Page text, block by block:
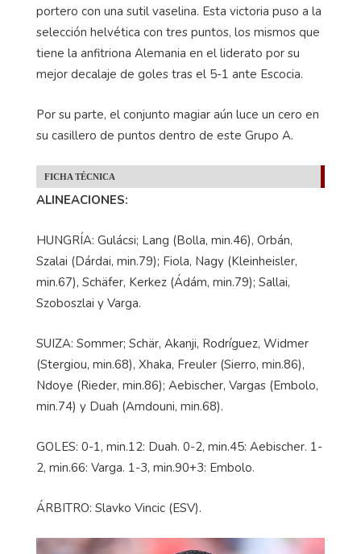
portero con una sutil vaselina. Esta victoria puso a la
selección helvética con tres puntos, los mismos que
tiene la anfitriona Alemania en el liderato por su
mejor decalaje de goles tras el 5-1 ante Escocia.
Por su parte, el conjunto magiar aún luce un cero en
su casillero de puntos dentro de este Grupo A.
FICHA TÉCNICA
ALINEACIONES:
HUNGRÍA: Gulácsi; Lang (Bolla, min.46), Orbán,
Szalai (Dárdai, min.79); Fiola, Nagy (Kleinheisler,
min.67), Schäfer, Kerkez (Ádám, min.79); Sallai,
Szoboszlai y Varga.
SUIZA: Sommer; Schär, Akanji, Rodríguez, Widmer
(Stergiou, min.68), Xhaka, Freuler (Sierro, min.86),
Ndoye (Rieder, min.86); Aebischer, Vargas (Embolo,
min.74) y Duah (Amdouni, min.68).
GOLES: 0-1, min.12: Duah. 0-2, min.45: Aebischer. 1-
2, min.66: Varga. 1-3, min.90+3: Embolo.
ÁRBITRO: Slavko Vincic (ESV).